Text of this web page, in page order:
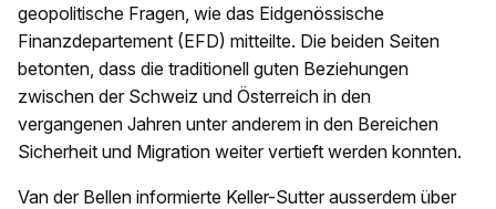
geopolitische Fragen, wie das Eidgenössische
Finanzdepartement (EFD) mitteilte. Die beiden Seiten
betonten, dass die traditionell guten Beziehungen
zwischen der Schweiz und Österreich in den
vergangenen Jahren unter anderem in den Bereichen
Sicherheit und Migration weiter vertieft werden konnten.
Van der Bellen informierte Keller-Sutter ausserdem über